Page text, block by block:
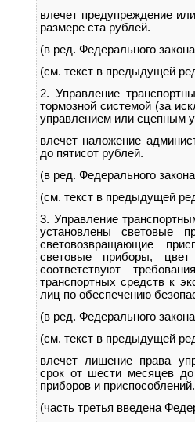
влечет предупреждение
размере ста рублей.
(в ред. Федерального
(см. текст в предыдущей
2. Управление
тормозной системой (за
управлением или сцепным
влечет наложение
до пятисот рублей.
(в ред. Федерального
(см. текст в предыдущей
3. Управление
установлены световые
световозвращающие
световые приборы,
соответствуют
транспортных средств к
лиц по обеспечению
(в ред. Федерального
(см. текст в предыдущей
влечет лишение права
срок от шести месяцев до
приборов и приспособлений.
(часть третья введена